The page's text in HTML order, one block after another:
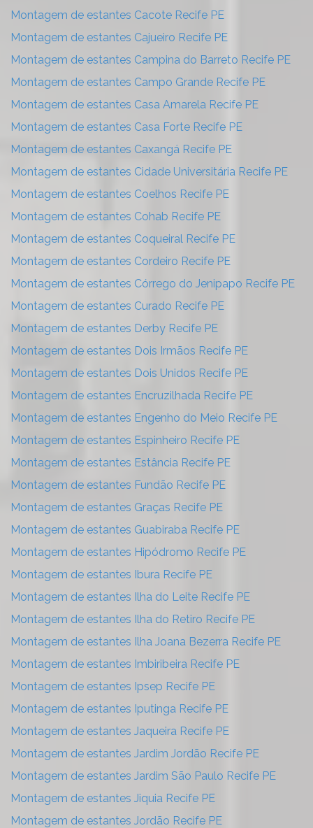
Montagem de estantes Cacote Recife PE
Montagem de estantes Cajueiro Recife PE
Montagem de estantes Campina do Barreto Recife PE
Montagem de estantes Campo Grande Recife PE
Montagem de estantes Casa Amarela Recife PE
Montagem de estantes Casa Forte Recife PE
Montagem de estantes Caxangá Recife PE
Montagem de estantes Cidade Universitária Recife PE
Montagem de estantes Coelhos Recife PE
Montagem de estantes Cohab Recife PE
Montagem de estantes Coqueiral Recife PE
Montagem de estantes Cordeiro Recife PE
Montagem de estantes Córrego do Jenipapo Recife PE
Montagem de estantes Curado Recife PE
Montagem de estantes Derby Recife PE
Montagem de estantes Dois Irmãos Recife PE
Montagem de estantes Dois Unidos Recife PE
Montagem de estantes Encruzilhada Recife PE
Montagem de estantes Engenho do Meio Recife PE
Montagem de estantes Espinheiro Recife PE
Montagem de estantes Estância Recife PE
Montagem de estantes Fundão Recife PE
Montagem de estantes Graças Recife PE
Montagem de estantes Guabiraba Recife PE
Montagem de estantes Hipódromo Recife PE
Montagem de estantes Ibura Recife PE
Montagem de estantes Ilha do Leite Recife PE
Montagem de estantes Ilha do Retiro Recife PE
Montagem de estantes Ilha Joana Bezerra Recife PE
Montagem de estantes Imbiribeira Recife PE
Montagem de estantes Ipsep Recife PE
Montagem de estantes Iputinga Recife PE
Montagem de estantes Jaqueira Recife PE
Montagem de estantes Jardim Jordão Recife PE
Montagem de estantes Jardim São Paulo Recife PE
Montagem de estantes Jiquia Recife PE
Montagem de estantes Jordão Recife PE